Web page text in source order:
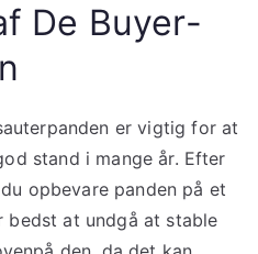
De Buyer-
er vigtig for at
stand i mange år. Efter
opbevare panden på et
at undgå at stable